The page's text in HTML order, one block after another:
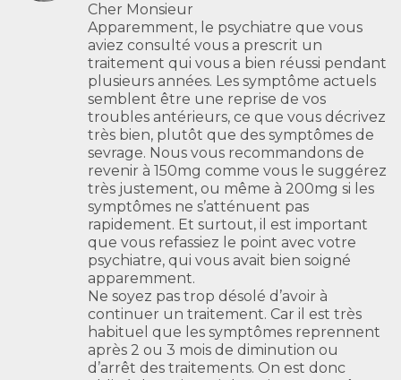
Cher Monsieur
Apparemment, le psychiatre que vous
aviez consulté vous a prescrit un
traitement qui vous a bien réussi pendant
plusieurs années. Les symptôme actuels
semblent être une reprise de vos
troubles antérieurs, ce que vous décrivez
très bien, plutôt que des symptômes de
sevrage. Nous vous recommandons de
revenir à 150mg comme vous le suggérez
très justement, ou même à 200mg si les
symptômes ne s’atténuent pas
rapidement. Et surtout, il est important
que vous refassiez le point avec votre
psychiatre, qui vous avait bien soigné
apparemment.
Ne soyez pas trop désolé d’avoir à
continuer un traitement. Car il est très
habituel que les symptômes reprennent
après 2 ou 3 mois de diminution ou
d’arrêt des traitements. On est donc